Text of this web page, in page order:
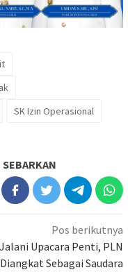
SK Izin Operasional
SEBARKAN
Pos berikutnya
Jalani Upacara Penti, PLN
Diangkat Sebagai Saudara